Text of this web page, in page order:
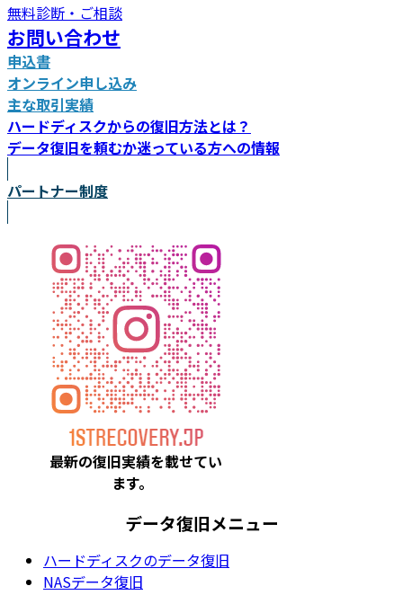
無料診断・ご相談
お問い合わせ
申込書
オンライン申し込み
主な取引実績
ハードディスクからの復旧方法とは？
データ復旧を頼むか迷っている方への情報
パートナー制度
最新の復旧実績を載せてい
ます。
データ復旧メニュー
ハードディスクのデータ復旧
NASデータ復旧